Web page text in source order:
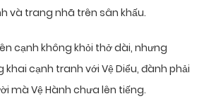
và trang nhã trên sân khấu.
cạnh không khỏi thở dài, nhưng
cạnh tranh với Vệ Diểu, đành phải
mà Vệ Hành chưa lên tiếng.